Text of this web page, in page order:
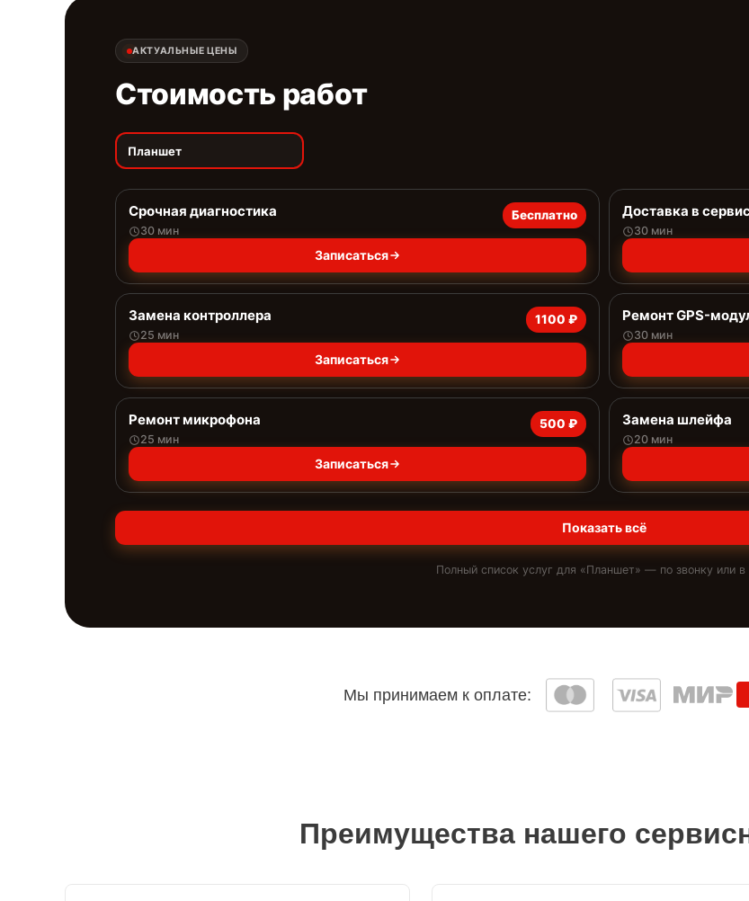
АКТУАЛЬНЫЕ ЦЕНЫ
Стоимость работ
Планшет
Срочная диагностика
30 мин
Бесплатно
Записаться
Доставка в
30 мин
Замена контроллера
25 мин
1100 ₽
Записаться
Ремонт GPS-
30 мин
Ремонт микрофона
25 мин
500 ₽
Записаться
Замена шлейфа
20 мин
Показать всё
Полный список услуг для «Планшет» — по звонку или в
Мы принимаем к оплате:
Преимущества нашего